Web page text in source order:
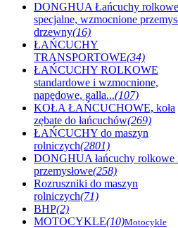
DONGHUA Łańcuchy rolkowe
specjalne, wzmocnione
drzewny(16)
ŁAŃCUCHY
TRANSPORTOWE(34)
ŁAŃCUCHY ROLKOWE
standardowe i wzmocnione,
napędowe, galla...(107)
KOŁA ŁAŃCUCHOWE, koła
zębate do łańcuchów(269)
ŁAŃCUCHY do maszyn
rolniczych(2801)
DONGHUA łańcuchy rolkowe
przemysłowe(258)
Rozruszniki do maszyn
rolniczych(71)
BHP(2)
MOTOCYKLE(10)Motocykle